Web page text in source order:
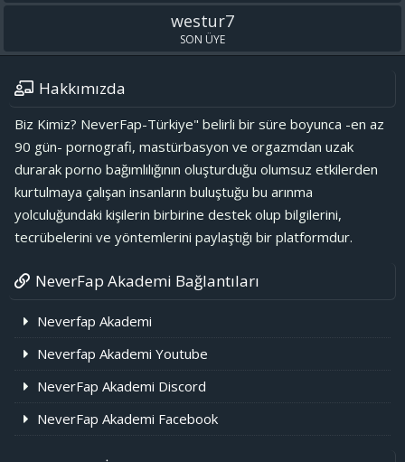
westur7
SON ÜYE
Hakkımızda
Biz Kimiz? NeverFap-Türkiye" belirli bir süre boyunca -en az
90 gün- pornografi, mastürbasyon ve orgazmdan uzak
durarak porno bağımlılığının oluşturduğu olumsuz etkilerden
kurtulmaya çalışan insanların buluştuğu bu arınma
yolculuğundaki kişilerin birbirine destek olup bilgilerini,
tecrübelerini ve yöntemlerini paylaştığı bir platformdur.
NeverFap Akademi Bağlantıları
Neverfap Akademi
Neverfap Akademi Youtube
NeverFap Akademi Discord
NeverFap Akademi Facebook